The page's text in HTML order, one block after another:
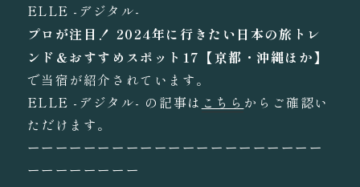
ELLE -デジタル-
プロが注目！ 2024年に行きたい日本の旅トレ
ンド＆おすすめスポット17【京都・沖縄ほか】
で当宿が紹介されています。
ELLE -デジタル- の記事は こちら からご確認い
ただけます。
ーーーーーーーーーーーーーーーーーーーーー
ーーーーーーーー